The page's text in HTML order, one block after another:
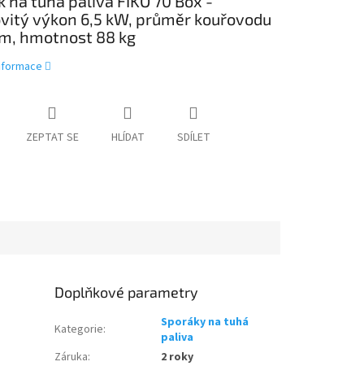
výkon 6,5 kW, průměr kouřovodu
hmotnost 88 kg
ZEPTAT SE HLÍDAT SDÍLET
Doplňkové parametry
Kategorie:
Sporáky na tuhá
paliva
Záruka:
2 roky